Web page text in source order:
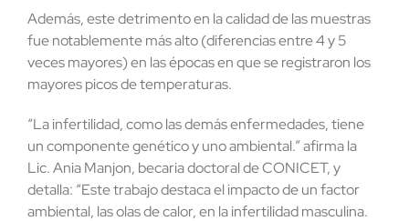
Además, este detrimento en la calidad de las muestras
fue notablemente más alto (diferencias entre 4 y 5
veces mayores) en las épocas en que se registraron los
mayores picos de temperaturas.
“La infertilidad, como las demás enfermedades, tiene
un componente genético y uno ambiental.” afirma la
Lic. Ania Manjon, becaria doctoral de CONICET, y
detalla: “Este trabajo destaca el impacto de un factor
ambiental, las olas de calor, en la infertilidad masculina.